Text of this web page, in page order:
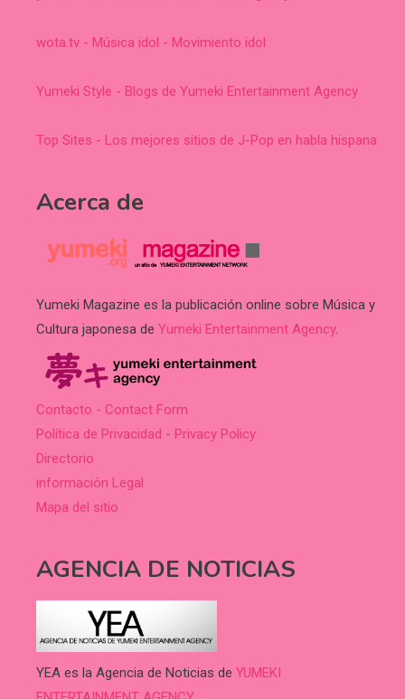
wota.tv - Música idol - Movimiento idol
Yumeki Style - Blogs de Yumeki Entertainment Agency
Top Sites - Los mejores sitios de J-Pop en habla hispana
Acerca de
Yumeki Magazine es la publicación online sobre Música y
Cultura japonesa de Yumeki Entertainment Agency.
Contacto - Contact Form
Política de Privacidad - Privacy Policy
Directorio
información Legal
Mapa del sitio
AGENCIA DE NOTICIAS
YEA es la Agencia de Noticias de YUMEKI